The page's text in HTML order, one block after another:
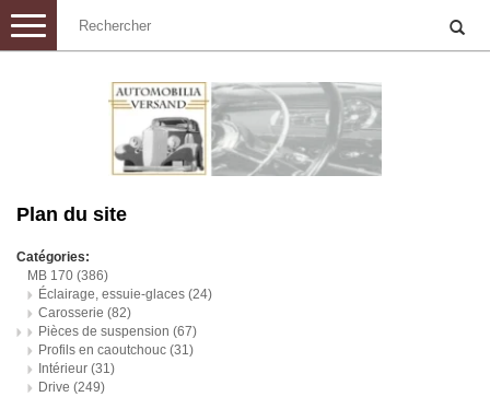
Toggle
navigation
Plan du site
Catégories:
MB 170 (386)
Éclairage, essuie-glaces (24)
Carosserie (82)
Pièces de suspension (67)
Profils en caoutchouc (31)
Intérieur (31)
Drive (249)